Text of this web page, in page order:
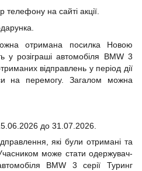
телефону на сайті акції.
отримана посилка Новою
розіграші автомобіля BMW 3
відправлень у період дії
на перемогу. Загалом можна
до 31.07.2026.
які були отримані та
може стати одержувач-
BMW 3 серії Туринг